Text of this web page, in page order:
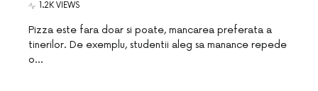
1.2K VIEWS
Pizza este fara doar si poate, mancarea preferata a
tinerilor. De exemplu, studentii aleg sa manance repede
o…